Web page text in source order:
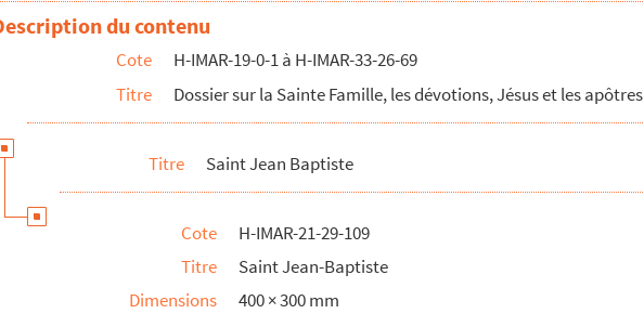
du contenu
Cote
H-IMAR-19-0-1 à H-IMAR-33-26-69
Titre
Dossier sur la Sainte Famille, les dévotions, Jésus et les apôtres
Titre Saint Jean Baptiste
Cote
H-IMAR-21-29-109
Titre
Saint Jean-Baptiste
Dimensions
400 × 300 mm